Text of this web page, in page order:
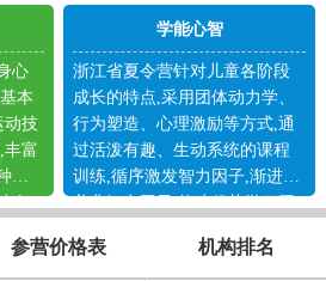
德的体验。
心
本
动技
丰富
有
学能心智
浙江省夏令营针对儿童各阶段
成长的特点,采用团体动力学、
行为塑造、心理激励等方式,通
过活泼有趣、生动系统的课程
训练,循序激发智力因子,渐进培
参营价格表 机构排名